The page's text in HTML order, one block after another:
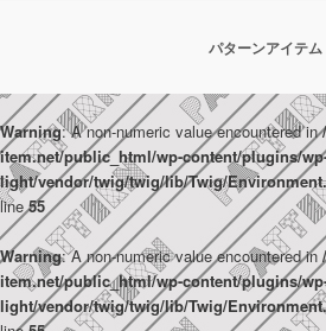
パターンアイテム
Warning: A non-numeric value encountered in
item.net/public_html/wp-content/plugins/
light/vendor/twig/twig/lib/Twig/
line55
Warning: A non-numeric value encountered in
item.net/public_html/wp-content/plugins/
light/vendor/twig/twig/lib/Twig/